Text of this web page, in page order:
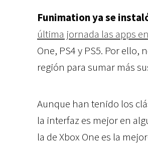
Funimation ya se
última jornada las apps
One, PS4 y PS5. Por
región para sumar más
Aunque han tenido los
la interfaz es mejor en
la de Xbox One es la